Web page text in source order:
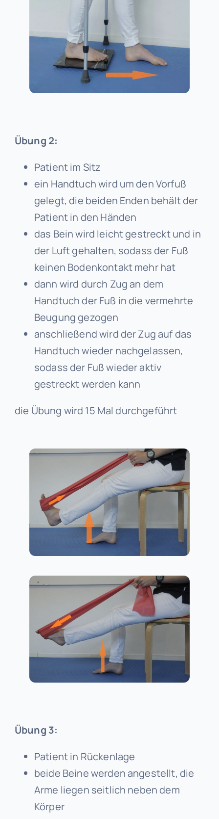
Übung 2:
Patient im Sitz
ein Handtuch wird um den Vorfuß
gelegt, die beiden Enden behält der
Patient in den Händen
das Bein wird leicht gestreckt und in
der Luft gehalten, sodass der Fuß
keinen Bodenkontakt mehr hat
dann wird durch Zug an dem
Handtuch der Fuß in die vermehrte
Beugung gezogen
anschließend wird der Zug auf das
Handtuch wieder nachgelassen,
sodass der Fuß wieder aktiv
gestreckt werden kann
die Übung wird 15 Mal durchgeführt
Übung 3:
Patient in Rückenlage
beide Beine werden angestellt, die
Arme liegen seitlich neben dem
Körper